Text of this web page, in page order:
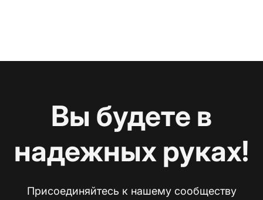
Вы будете в
надежных руках!
Присоединяйтесь к нашему сообществу